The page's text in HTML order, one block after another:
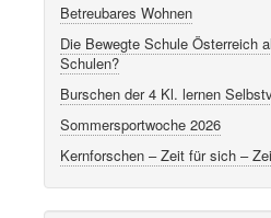
Betreubares Wohnen
Die Bewegte Schule Österreich
Schulen?
Burschen der 4 Kl. lernen
Sommersportwoche 2026
Kernforschen – Zeit für sich –